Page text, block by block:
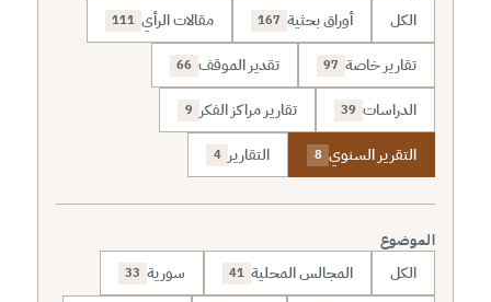
الكل أوراق بحثية 167 مقالات الرأي 111
تقارير خاصة 97 تقدير الموقف 66
الدراسات 39 تقارير مراكز الفكر 9
التقرير السنوي 8 التقارير 4
الموضوع
الكل المجالس المحلية 41 سورية 33